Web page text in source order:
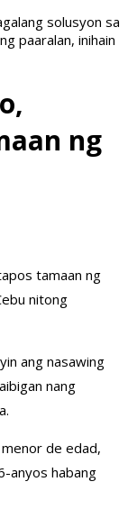
solusyon sa
paaralan, inihain
ng
tamaan ng
nitong
ang nasawing
nang
de edad,
anyos habang